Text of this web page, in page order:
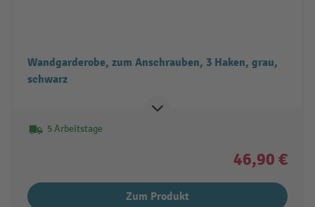
Wandgarderobe, zum Anschrauben, 3 Haken, grau,
schwarz
5 Arbeitstage
46,90 €
Zum Produkt